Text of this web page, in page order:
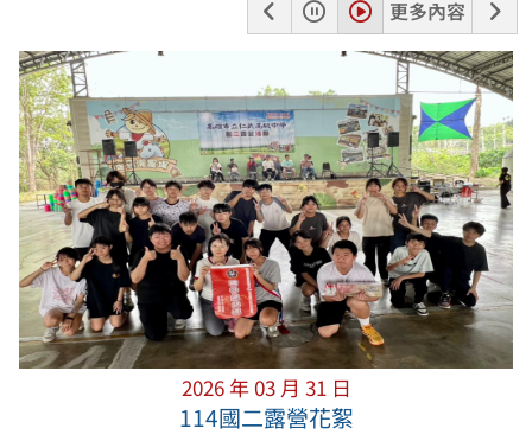
張
暫
停
播
放
更多內容
下
一
張
2026 年 03 月 31 日
114國二露營花絮